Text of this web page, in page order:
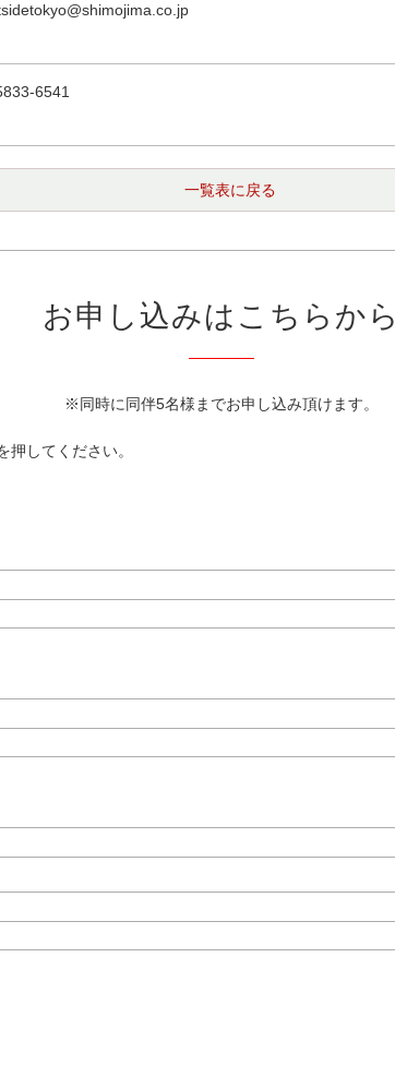
6541
一覧表に戻る
お申し込みはこちらから
※同時に同伴5名様までお申し込み頂けます。
してください。